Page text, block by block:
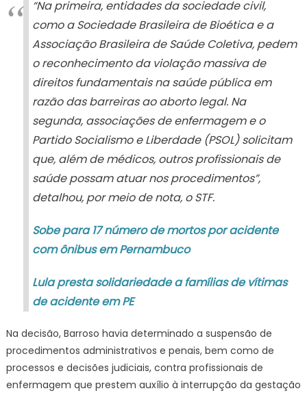
“Na primeira, entidades da sociedade civil,
como a Sociedade Brasileira de Bioética e a
Associação Brasileira de Saúde Coletiva, pedem
o reconhecimento da violação massiva de
direitos fundamentais na saúde pública em
razão das barreiras ao aborto legal. Na
segunda, associações de enfermagem e o
Partido Socialismo e Liberdade (PSOL) solicitam
que, além de médicos, outros profissionais de
saúde possam atuar nos procedimentos”,
detalhou, por meio de nota, o STF.
Sobe para 17 número de mortos por acidente
com ônibus em Pernambuco
Lula presta solidariedade a famílias de vítimas
de acidente em PE
Na decisão, Barroso havia determinado a suspensão de
procedimentos administrativos e penais, bem como de
processos e decisões judiciais, contra profissionais de
enfermagem que prestem auxílio à interrupção da gestação